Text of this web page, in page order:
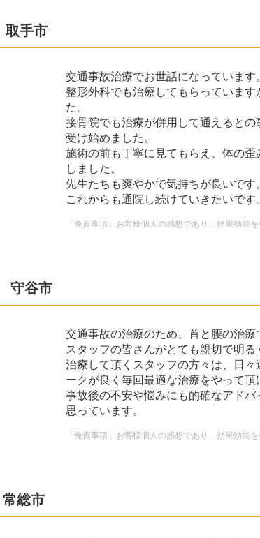
手市
交通事故治療でお世話になっています
整形外科でも治療してもらっていま
た。
接骨院でも治療が併用して通えると
受け始めました。
施術の前も丁寧に見てもらえ、体の
しました。
先生たちも爽やかで気持ちが良いです
これからも通院し続けていきたいです
「免責事項」お客様個人の感想であり、効果効能
谷市
交通事故の治療のため、首と腰の治療
スタッフの皆さんがとても親切で明る
治療して頂くスタッフの方々は、日
ークが良く毎回最適な治療をやって頂
事故後の不安や悩みにも的確なアド
思っています。
「免責事項」お客様個人の感想であり、効果効能
総市